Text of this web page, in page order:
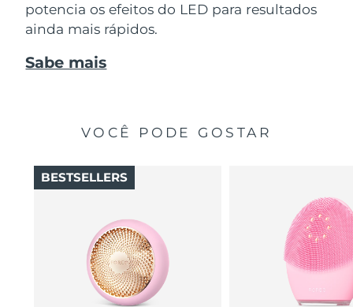
potencia os efeitos do LED para resultados
ainda mais rápidos.
Sabe mais
VOCÊ PODE GOSTAR
BESTSELLERS